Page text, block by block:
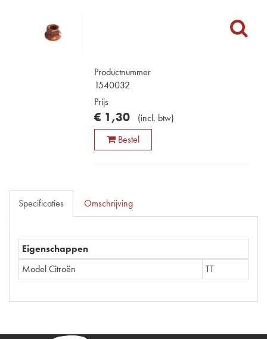
Productnummer
1540032
Prijs
€ 1,30 (incl. btw)
Bestel
Specificaties Omschrijving
Eigenschappen
Model Citroën
TT